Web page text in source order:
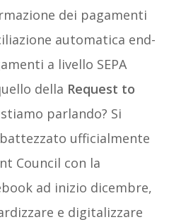
dei pagamenti
automatica end-
a livello SEPA
della Request to
parlando? Si
ufficialmente
Council con la
ad inizio dicembre,
e digitalizzare